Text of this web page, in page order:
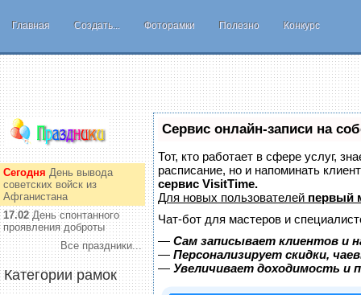
Главная Создать... Фоторамки Полезно Конкурс
Сегодня День вывода
советских войск из
Афганистана
17.02День спонтанного
проявления доброты
Все праздники...
Категории рамок
Сервис онлайн-записи на
Тот, кто работает в сфере услуг,
расписание, но и напоминать
сервис VisitTime.
Для новых пользователей первый
Чат-бот для мастеров и
— Сам записывает клиентов и
— Персонализирует скидки,
— Увеличивает доходимость и